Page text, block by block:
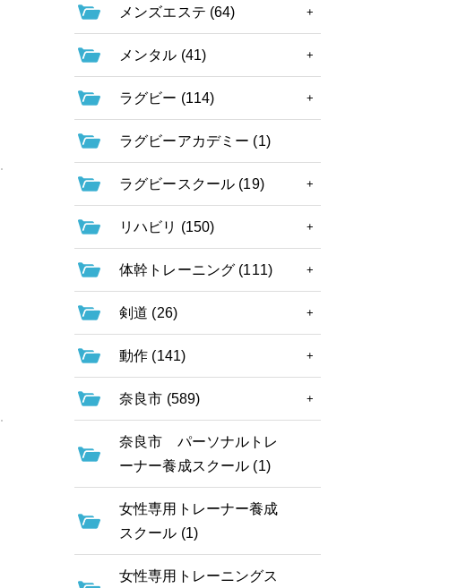
メンズエステ (64)
メンタル (41)
ラグビー (114)
ラグビーアカデミー (1)
ラグビースクール (19)
リハビリ (150)
体幹トレーニング (111)
剣道 (26)
動作 (141)
奈良市 (589)
奈良市 パーソナルトレ
ーナー養成スクール (1)
女性専用トレーナー養成
スクール (1)
女性専用トレーニングス